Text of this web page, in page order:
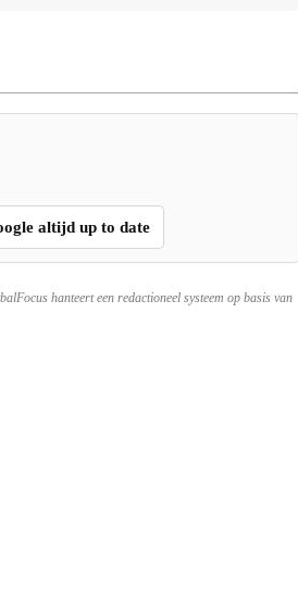
altijd up to date
hanteert een redactioneel systeem op basis van